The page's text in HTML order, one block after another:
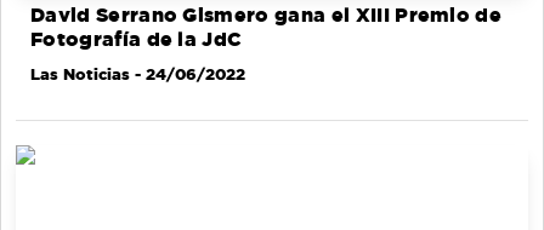
David Serrano Gismero gana el XIII Premio de
Fotografía de la JdC
Las Noticias - 24/06/2022